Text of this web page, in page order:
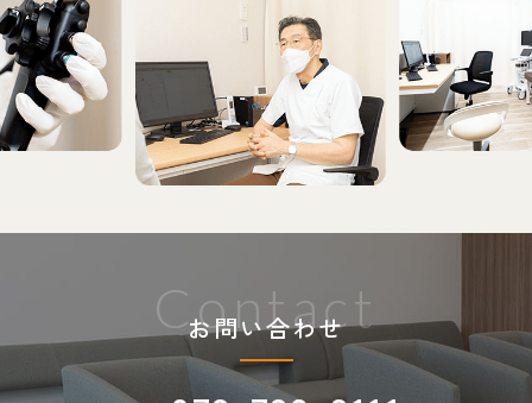
Contact
お問い合わせ